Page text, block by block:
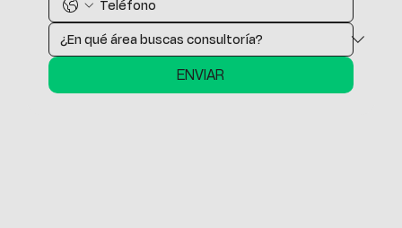
ENVIAR